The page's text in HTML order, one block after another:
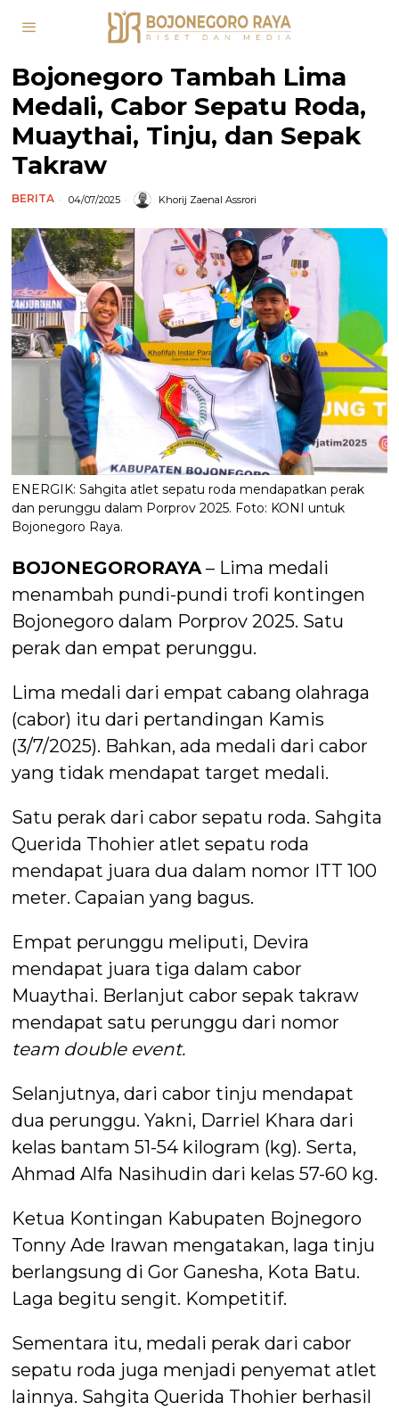
Bojonegoro Tambah Lima
Medali, Cabor Sepatu Roda,
Muaythai, Tinju, dan Sepak
Takraw
BERITA 04/07/2025 Khorij Zaenal Assrori
ENERGIK: Sahgita atlet sepatu roda mendapatkan perak
dan perunggu dalam Porprov 2025. Foto: KONI untuk
Bojonegoro Raya.
BOJONEGORORAYA– Lima medali
menambah pundi-pundi trofi kontingen
Bojonegoro dalam Porprov 2025. Satu
perak dan empat perunggu.
Lima medali dari empat cabang olahraga
(cabor) itu dari pertandingan Kamis
(3/7/2025). Bahkan, ada medali dari cabor
yang tidak mendapat target medali.
Satu perak dari cabor sepatu roda. Sahgita
Querida Thohier atlet sepatu roda
mendapat juara dua dalam nomor ITT 100
meter. Capaian yang bagus.
Empat perunggu meliputi, Devira
mendapat juara tiga dalam cabor
Muaythai. Berlanjut cabor sepak takraw
mendapat satu perunggu dari nomor
team double event.
Selanjutnya, dari cabor tinju mendapat
dua perunggu. Yakni, Darriel Khara dari
kelas bantam 51-54 kilogram (kg). Serta,
Ahmad Alfa Nasihudin dari kelas 57-60 kg.
Ketua Kontingan Kabupaten Bojnegoro
Tonny Ade Irawan mengatakan, laga tinju
berlangsung di Gor Ganesha, Kota Batu.
Laga begitu sengit. Kompetitif.
Sementara itu, medali perak dari cabor
sepatu roda juga menjadi penyemat atlet
lainnya. Sahgita Querida Thohier berhasil